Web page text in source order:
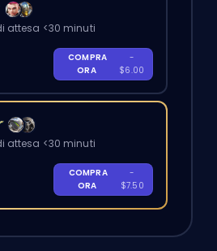
attesa <30 minuti
COMPRA
ORA
-
$6.00
attesa <30 minuti
COMPRA
ORA
-
$7.50